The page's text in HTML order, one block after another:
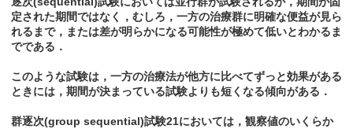
定された期間ではなく，むしろ，一方の治療群に明確な便益が見ら
れるまで，または差が明らかになる可能性が極めて低いとわかるま
でである．
このような試験は，一方の治療法が他方に比べてずっと効果がある
ときには，期間が決まっている試験よりも短くなる傾向がある．
群逐次(group sequential)試験21においては，観察値のいくらか